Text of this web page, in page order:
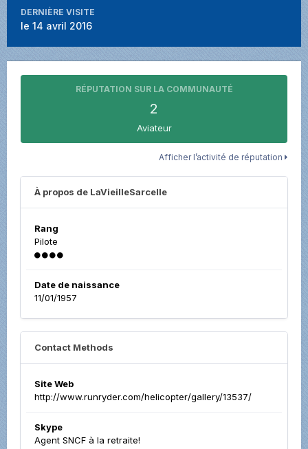
DERNIÈRE VISITE
le 14 avril 2016
RÉPUTATION SUR LA COMMUNAUTÉ
2
Aviateur
Afficher l’activité de réputation
À propos de LaVieilleSarcelle
Rang
Pilote
Date de naissance
11/01/1957
Contact Methods
Site Web
http://www.runryder.com/helicopter/gallery/13537/
Skype
Agent SNCF à la retraite!